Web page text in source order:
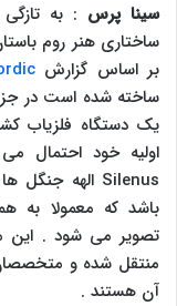
سینا پرس : به
ساختاری هنر روم
بر اساس گزارش
ساخته شده است در
یک دستگاه فلزیاب
اولیه خود احتمال
Silenus الهه جنگل
باشد که معمولا به
تصویر می شود . این
منتقل شده و
آن هستند .